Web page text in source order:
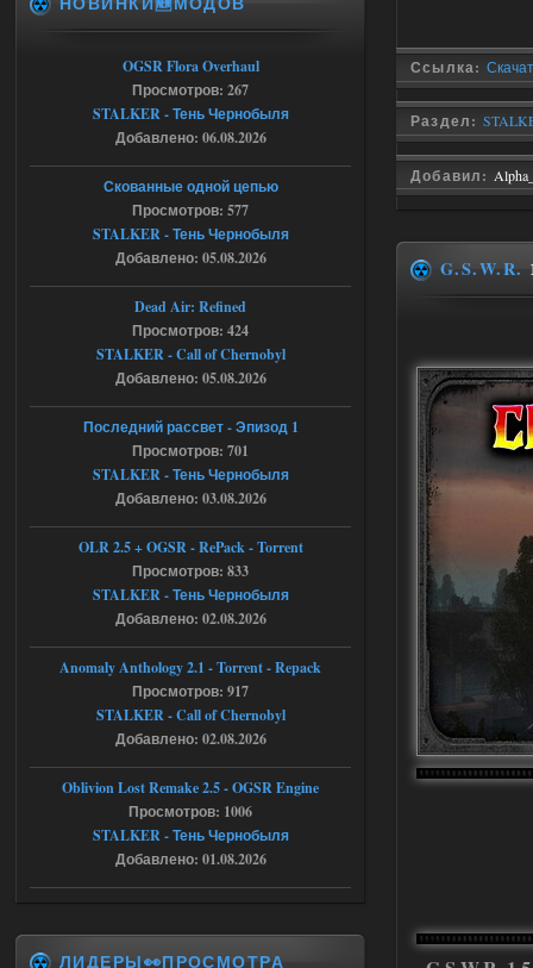
Ссылка:
Раздел:
Добавил:
G.S.W.R.
Доступно только для пользователей
Ответить ➤
Спавнер + Правки + Античит - Dead
City Final
Что то не работает спавнер,
все устанавливал по
мануалу......
Ответить ➤
06.08.2026
Игра для сталкера 21-очко
ruslanpyrusov
как изменить макс сумму
ставки в файлах чтобы
ставить больше 1 к
Ответить ➤
05.08.2026
Тайна Зоны - Remaster 2026
Stalker-Mods-Clan-su
Доступно только для пользователей
Ответить ➤
05.08.2026
Тайна Зоны - Remaster 2026
патч я установил после
установки мода, да, ладно,
наверное вы правы придется ожидать
Stalker-Mods-Clan-su
OGSR Flora Overhaul
Просмотров: 267
STALKER - Тень Чернобыля
Добавлено: 06.08.2026
Скованные одной цепью
Просмотров: 577
STALKER - Тень Чернобыля
Добавлено: 05.08.2026
Dead Air: Refined
Просмотров: 424
STALKER - Call of Chernobyl
Добавлено: 05.08.2026
Последний рассвет - Эпизод 1
Просмотров: 701
STALKER - Тень Чернобыля
Добавлено: 03.08.2026
OLR 2.5 + OGSR - RePack - Torrent
Просмотров: 833
STALKER - Тень Чернобыля
Добавлено: 02.08.2026
Anomaly Anthology 2.1 - Torrent - Repack
Просмотров: 917
STALKER - Call of Chernobyl
Добавлено: 02.08.2026
Oblivion Lost Remake 2.5 - OGSR Engine
Просмотров: 1006
STALKER - Тень Чернобыля
Добавлено: 01.08.2026
ЛИДЕРЫ👀ПРОСМОТРА